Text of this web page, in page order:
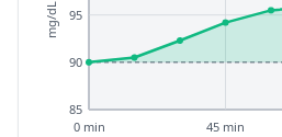
85
90
95
0 min 45 min
mg/dL